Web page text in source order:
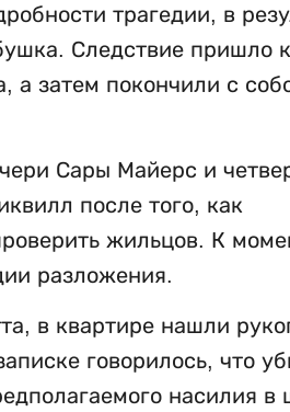
трагедии, в
Следствие пришло
а затем покончили с
Сары Майерс и
после того, как
жильцов. К
разложения.
в квартире нашли
говорилось, что
насилия в